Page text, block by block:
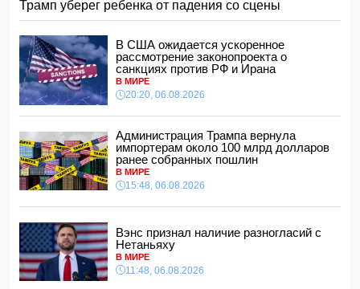
За месяц пограничники задержали 330 разыскиваемых
лиц
15:08, 06.08.2026
Конфликт из-за бабушки: в Шамахинском районе пастух
избил жену
15:00, 06.08.2026
на Венере
14:48, 06.08.2026
В Баку 40-летний мужчина погиб, упав с балкона
14:40, 06.08.2026
Джейхун Байрамов: В случае необходимости мы будем
рады поставлять газ и дружественной Украине
14:34, 06.08.2026
За семь месяцев гражданам возвращено более 191 млн
манатов
14:28, 06.08.2026
Трамп уберег ребенка от падения со сцены
В США ожидается ускоренное
рассмотрение законопроекта о
санкциях против РФ и Ирана
В МИРЕ
20:20, 06.08.2026
Администрация Трампа вернула
импортерам около 100 млрд долларов
ранее собранных пошлин
В МИРЕ
15:48, 06.08.2026
Вэнс признал наличие разногласий с
Нетаньяху
В МИРЕ
11:48, 06.08.2026